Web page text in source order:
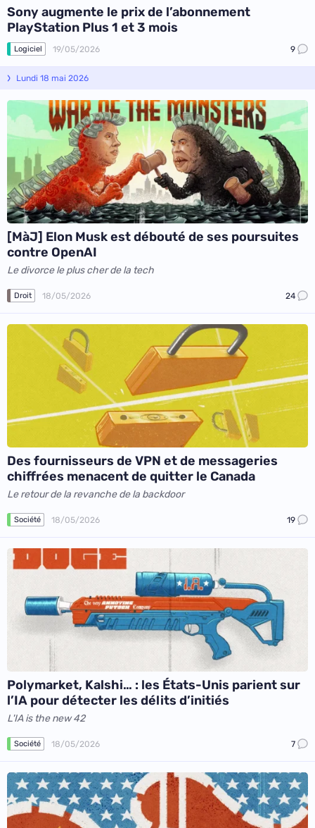
Sony augmente le prix de l’abonnement
PlayStation Plus 1 et 3 mois
Logiciel 19/05/2026 9
Lundi 18 mai 2026
[MàJ] Elon Musk est débouté de ses poursuites
contre OpenAI
Le divorce le plus cher de la tech
Droit 18/05/2026 24
Des fournisseurs de VPN et de messageries
chiffrées menacent de quitter le Canada
Le retour de la revanche de la backdoor
Société 18/05/2026 19
Polymarket, Kalshi… : les États-Unis parient sur
l’IA pour détecter les délits d’initiés
L'IA is the new 42
Société 18/05/2026 7